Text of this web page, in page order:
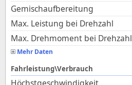
Gemischaufbereitung
Max. Leistung bei Drehzahl
Max. Drehmoment bei Drehzahl
Mehr Daten
Fahrleistung\Verbrauch